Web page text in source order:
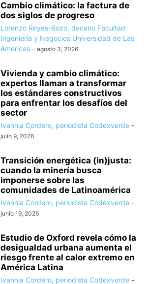
Cambio climático: la factura de
dos siglos de progreso
Lorenzo Reyes-Bozo, decano Facultad
Ingeniería y Negocios Universidad de Las
Américas - agosto 3, 2026
Vivienda y cambio climático:
expertos llaman a transformar
los estándares constructivos
para enfrentar los desafíos del
sector
Ivannia Cordero, periodista Codexverde -
julio 9, 2026
Transición energética (in)justa:
cuando la minería busca
imponerse sobre las
comunidades de Latinoamérica
Ivannia Cordero, periodista Codexverde -
junio 19, 2026
Estudio de Oxford revela cómo la
desigualdad urbana aumenta el
riesgo frente al calor extremo en
América Latina
Ivannia Cordero, periodista Codexverde -